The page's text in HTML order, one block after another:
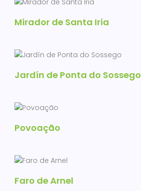
Mirador de Santa Iria
Jardín de Ponta do Sossego
Povoação
Faro de Arnel